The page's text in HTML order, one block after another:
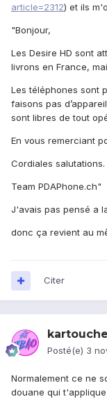
article=2312) et ils
"Bonjour,
Les Desire HD sont
livrons en France,
Les téléphones sont
faisons pas
sont libres de tout
En vous remerciant
Cordiales salutations.
Team PDAPhone.ch"
J'avais pas pensé a
donc ça revient au
Citer
kartouche
Posté(e) 3
Normalement ce ne
douane qui